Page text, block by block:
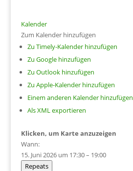
Kalender
Zum Kalender hinzufügen
Zu Timely-Kalender hinzufügen
Zu Google hinzufügen
Zu Outlook hinzufügen
Zu Apple-Kalender hinzufügen
Einem anderen Kalender hinzufügen
Als XML exportieren
Klicken, um Karte anzuzeigen
Wann:
15. Juni 2026 um 17:30 – 19:00
Repeats